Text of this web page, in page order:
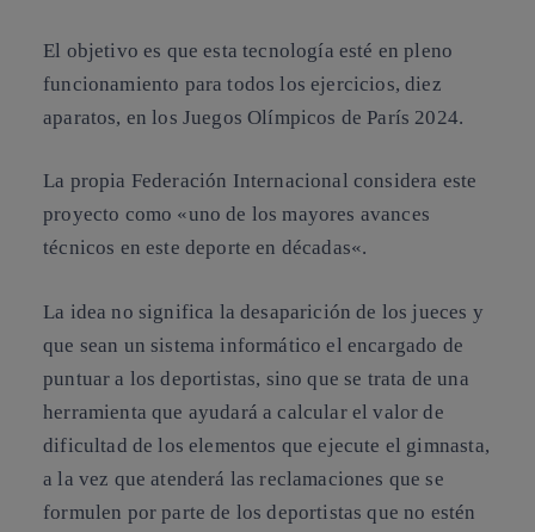
El objetivo es que esta tecnología esté en pleno
funcionamiento para todos los ejercicios, diez
aparatos, en los Juegos Olímpicos de París 2024.
La propia Federación Internacional considera este
proyecto como «uno de los mayores avances
técnicos en este deporte en décadas«.
La idea no significa la desaparición de los jueces y
que sean un sistema informático el encargado de
puntuar a los deportistas, sino que se trata de una
herramienta que ayudará a calcular el valor de
dificultad de los elementos que ejecute el gimnasta,
a la vez que atenderá las reclamaciones que se
formulen por parte de los deportistas que no estén